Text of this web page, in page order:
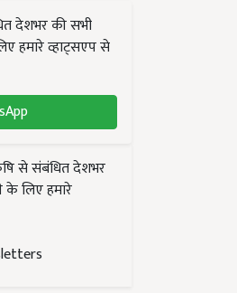
देशभर की सभी
हमारे व्हाट्सएप से
से संबंधित देशभर
लिए हमारे